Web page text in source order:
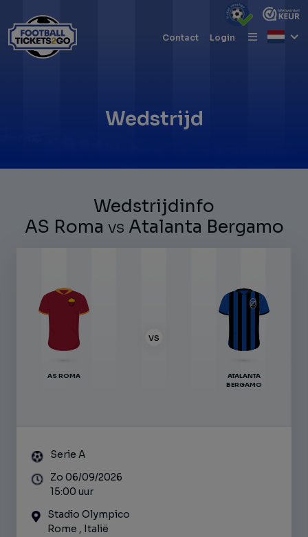
Contact Login
Wedstrijd
Wedstrijdinfo
AS Roma VS Atalanta Bergamo
AS ROMA
ATALANTA
BERGAMO
VS
Serie A
Zo 06/09/2026
15:00 uur
Stadio Olympico
Rome , Italië